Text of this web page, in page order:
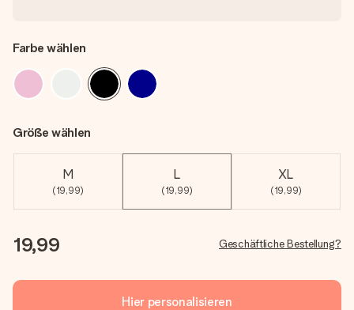
Farbe wählen
Größe wählen
M
(19,99)
L
(19,99)
XL
(19,99)
19,99 Geschäftliche Bestellung?
Hier personalisieren